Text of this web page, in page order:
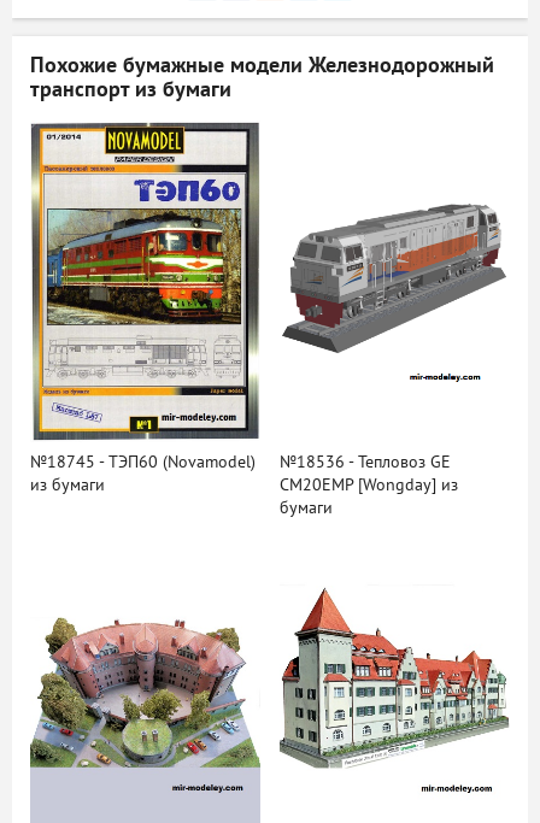
Похожие бумажные модели Железнодорожный
транспорт из бумаги
№18745 - ТЭП60 (Novamodel)
из бумаги
№18536 - Тепловоз GE
CM20EMP [Wongday] из
бумаги